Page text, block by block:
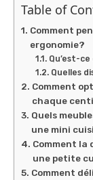
Table of
Comment
ergonomie?
Qu’est-
Quelles
Comment
chaque
Quels
une mini
Comment
une petite
Comment